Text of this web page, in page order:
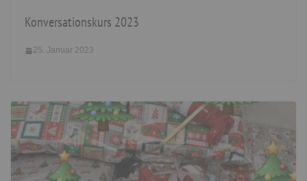
Konversationskurs 2023
25. Januar 2023